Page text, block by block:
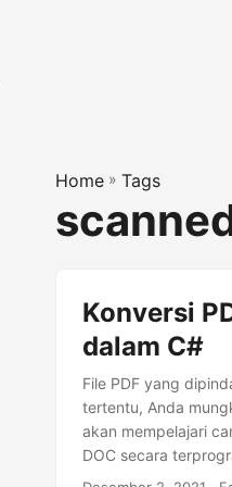
Home » Tags
Konversi
dalam C#
File PDF yang
tertentu, Anda
akan mempelajari
DOC secara